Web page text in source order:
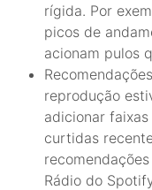
rígida. Por
picos de
acionam pulos
reprodução
adicionar
curtidas
Rádio do